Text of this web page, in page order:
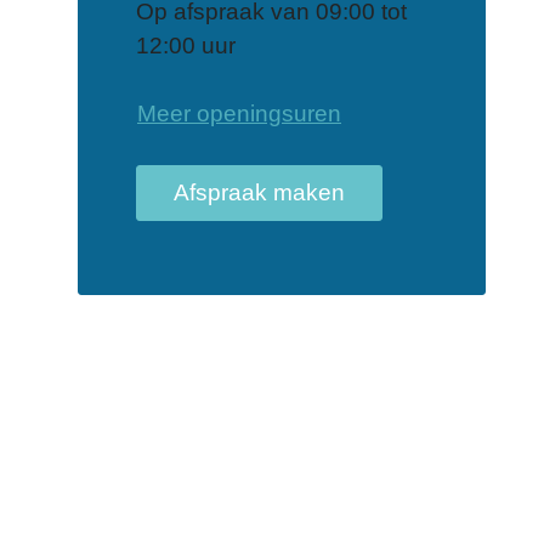
Op afspraak van 09:00 tot
12:00 uur
Meer openingsuren
Afspraak maken